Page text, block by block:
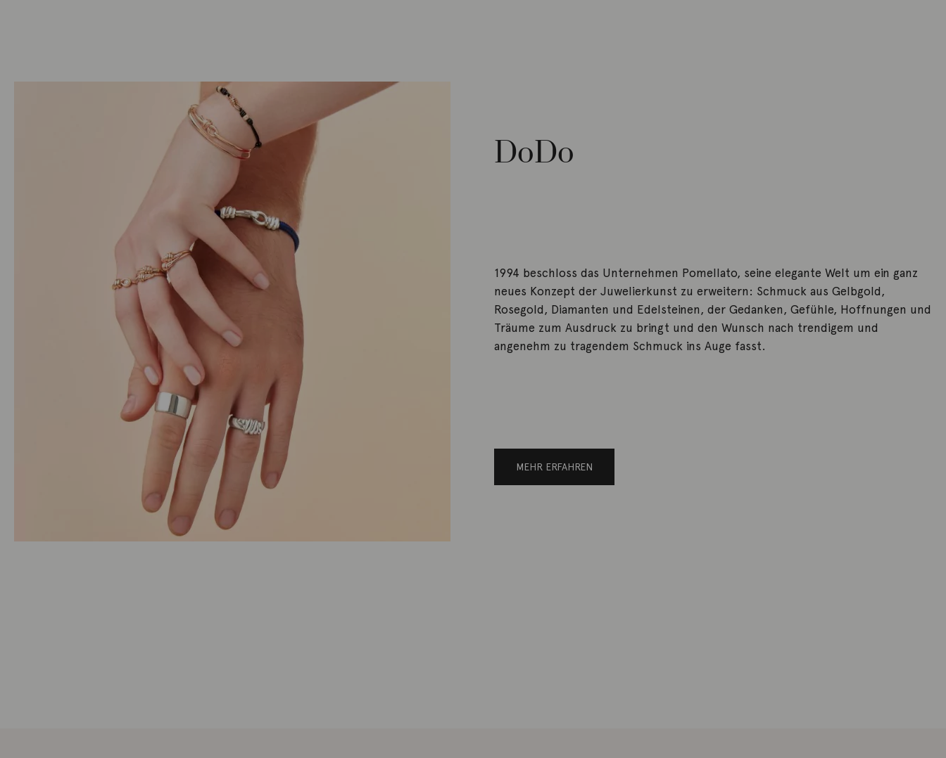
DoDo
1994 beschloss das Unternehmen Pomellato, seine elegante Welt um ein ganz
neues Konzept der Juwelierkunst zu erweitern: Schmuck aus Gelbgold,
Rosegold, Diamanten und Edelsteinen, der Gedanken, Gefühle, Hoffnungen und
Träume zum Ausdruck zu bringt und den Wunsch nach trendigem und
angenehm zu tragendem Schmuck ins Auge fasst.
MEHR ERFAHREN